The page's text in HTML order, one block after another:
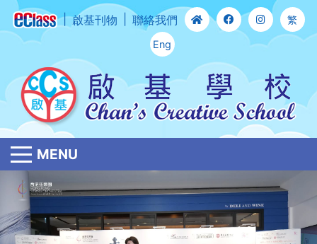
啟基刊物 聯絡我們 繁
Eng
MENU